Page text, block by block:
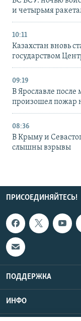
и четырьмя
10:11
Казахстан вновь
государством
09:19
В Ярославле
произошел пожар
08:36
В Крыму и
слышны взрывы
ПРИСОЕДИНЯЙТЕСЬ!
ПОДДЕРЖКА
ИНФО